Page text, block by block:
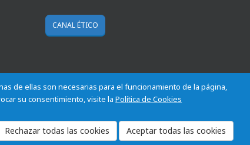
de ellas son necesarias para el funcionamiento de la página,
su consentimiento, visite laPolítica de Cookies
CANAL ÉTICO
Aviso legal
Normativa
Mapa del sitio
Cookies